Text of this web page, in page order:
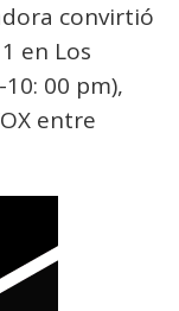
convirtió
en Los
00 pm),
entre